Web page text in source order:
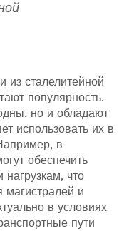
из сталелитейной
популярность.
но и обладают
использовать их в
в
обеспечить
что
и
в условиях
пути